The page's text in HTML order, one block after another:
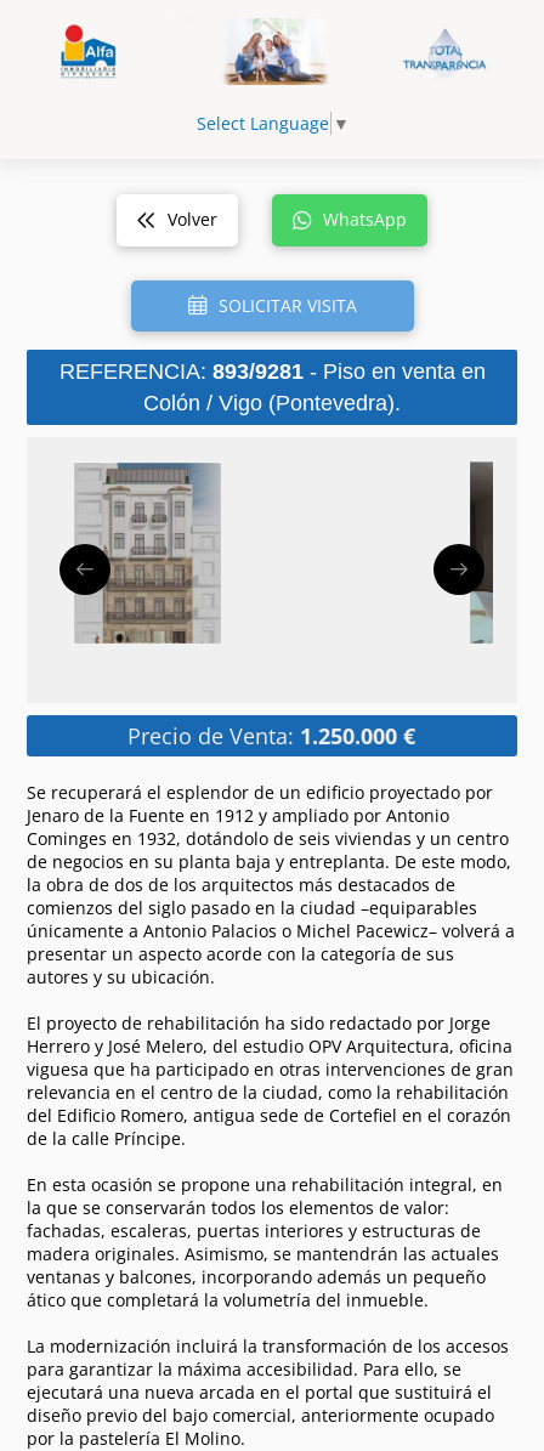
Select Language ▼
Volver WhatsApp
SOLICITAR VISITA
REFERENCIA: 893/9281- Piso en venta en
Colón / Vigo (Pontevedra).
Precio de Venta: 1.250.000 €
Se recuperará el esplendor de un edificio proyectado por
Jenaro de la Fuente en 1912 y ampliado por Antonio
Cominges en 1932, dotándolo de seis viviendas y un centro
de negocios en su planta baja y entreplanta. De este modo,
la obra de dos de los arquitectos más destacados de
comienzos del siglo pasado en la ciudad –equiparables
únicamente a Antonio Palacios o Michel Pacewicz– volverá a
presentar un aspecto acorde con la categoría de sus
autores y su ubicación.
El proyecto de rehabilitación ha sido redactado por Jorge
Herrero y José Melero, del estudio OPV Arquitectura, oficina
viguesa que ha participado en otras intervenciones de gran
relevancia en el centro de la ciudad, como la rehabilitación
del Edificio Romero, antigua sede de Cortefiel en el corazón
de la calle Príncipe.
En esta ocasión se propone una rehabilitación integral, en
la que se conservarán todos los elementos de valor:
fachadas, escaleras, puertas interiores y estructuras de
madera originales. Asimismo, se mantendrán las actuales
ventanas y balcones, incorporando además un pequeño
ático que completará la volumetría del inmueble.
La modernización incluirá la transformación de los accesos
para garantizar la máxima accesibilidad. Para ello, se
ejecutará una nueva arcada en el portal que sustituirá el
diseño previo del bajo comercial, anteriormente ocupado
por la pastelería El Molino.